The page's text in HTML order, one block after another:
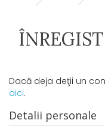
Dacă deja deţii un
aici.
Detalii personale